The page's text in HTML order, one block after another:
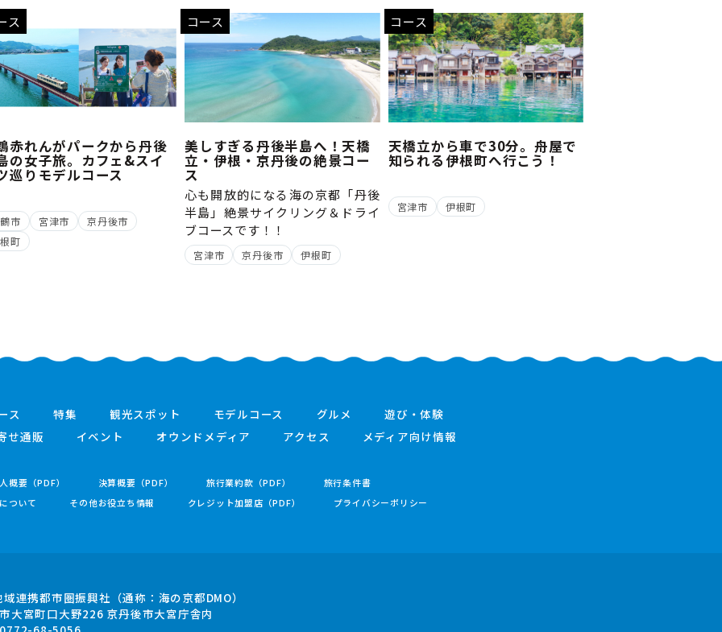
ス
赤れんがパークから丹後
の女子旅。カフェ&スイ
巡りモデルコース
市 宮津市
京丹後市
町
コース
美しすぎる丹後半島へ！天橋
立・伊根・京丹後の絶景コー
ス
心も開放的になる海の京都「丹後
半島」絶景サイクリング＆ドライ
ブコースです！！
宮津市 京丹後市 伊根町
コース
天橋立から車で30分。舟屋で
知られる伊根町へ行こう！
宮津市 伊根町
ス 特集 観光スポット モデルコース グルメ
遊び・体験
せ通販 イベント オウンドメディア アクセス メディア向け情報
概要（PDF） 決算概要（PDF） 旅行業約款（PDF）
旅行条件書
ついて
その他お役立ち情報 クレジット加盟店（PDF） プライバシーポリシー
連携都市圏振興社 （通称：海の京都DMO）
大宮町口大野226 京丹後市大宮庁舎内